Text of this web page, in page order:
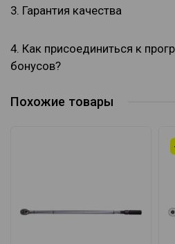
3. Гарантия качества
4. Как присоединиться к
бонусов?
Похожие товары